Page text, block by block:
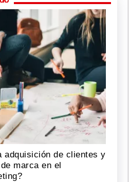
adquisición de clientes y
marca en el